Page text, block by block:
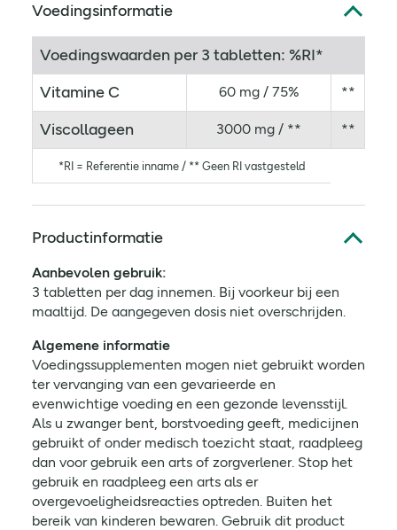
Voedingsinformatie
Voedingswaarden per 3 tabletten: %RI*
Vitamine C
60 mg / 75% **
Viscollageen 3000 mg / ** **
*RI = Referentie inname / ** Geen RI vastgesteld
Productinformatie
Aanbevolen gebruik:
3 tabletten per dag innemen. Bij voorkeur bij een
maaltijd. De aangegeven dosis niet overschrijden.
Algemene informatie
Voedingssupplementen mogen niet gebruikt worden
ter vervanging van een gevarieerde en
evenwichtige voeding en een gezonde levensstijl.
Als u zwanger bent, borstvoeding geeft, medicijnen
gebruikt of onder medisch toezicht staat, raadpleeg
dan voor gebruik een arts of zorgverlener. Stop het
gebruik en raadpleeg een arts als er
overgevoeligheidsreacties optreden. Buiten het
bereik van kinderen bewaren. Gebruik dit product